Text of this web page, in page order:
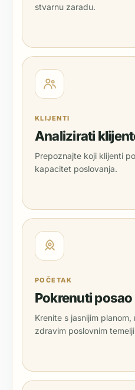
stvarnu zaradu.
KLIJENTI
Analizirati
Prepoznajte koji klijenti
kapacitet poslovanja.
POČETAK
Pokrenuti posao
Krenite s jasnijim planom,
zdravim poslovnim